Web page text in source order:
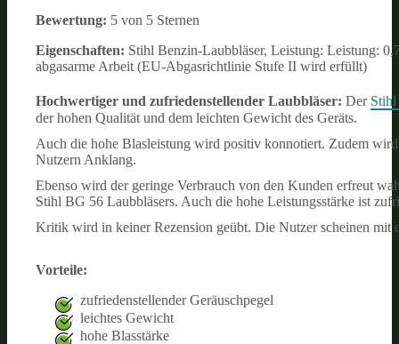
Bewertung: 5 von 5 Sternen
Eigenschaften: Stihl Benzin-Laubbläser, Leistung: Leistung:
abgasarme Arbeit (EU-Abgasrichtlinie Stufe II wird erfüllt)
Hochwertiger und zufriedenstellender Laubbläser: Der
der hohen Qualität und dem leichten Gewicht des Geräts.
Auch die hohe Blasleistung wird positiv konnotiert. Zudem
Nutzern Anklang.
Ebenso wird der geringe Verbrauch von den Kunden erfreut
Stihl BG 56 Laubbläsers. Auch die hohe Leistungsstärke ist
Kritik wird in keiner Rezension geübt. Die Nutzer scheinen mit
Vorteile:
zufriedenstellender Geräuschpegel
leichtes Gewicht
hohe Blasstärke